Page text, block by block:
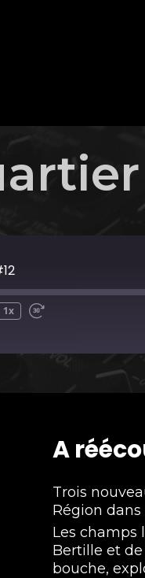
1x
A
Trois
Région dans
Les champs
Bertille et
bouche,